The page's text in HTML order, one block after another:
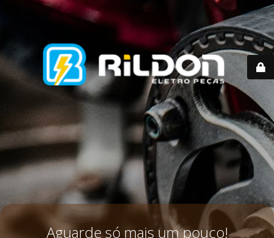
Aguarde só mais um pouco!